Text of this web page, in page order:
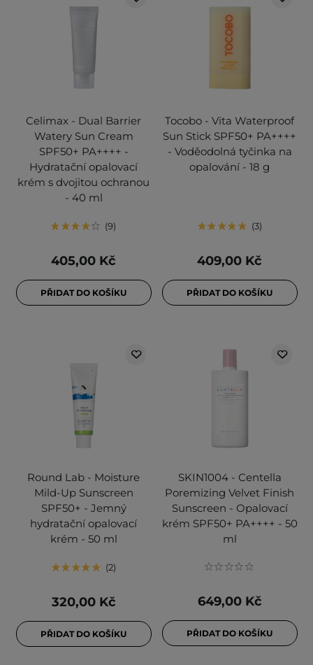
Celimax - Dual Barrier
Watery Sun Cream
SPF50+ PA++++ -
Hydratační opalovací
krém s dvojitou ochranou
- 40 ml
9
405,00 Kč
PŘIDAT DO KOŠÍKU
Tocobo - Vita Waterproof
Sun Stick SPF50+ PA++++
- Voděodolná tyčinka na
opalování - 18 g
3
409,00 Kč
PŘIDAT DO KOŠÍKU
Round Lab - Moisture
Mild-Up Sunscreen
SPF50+ - Jemný
hydratační opalovací
krém - 50 ml
2
320,00 Kč
PŘIDAT DO KOŠÍKU
SKIN1004 - Centella
Poremizing Velvet Finish
Sunscreen - Opalovací
krém SPF50+ PA++++ - 50
ml
649,00 Kč
PŘIDAT DO KOŠÍKU